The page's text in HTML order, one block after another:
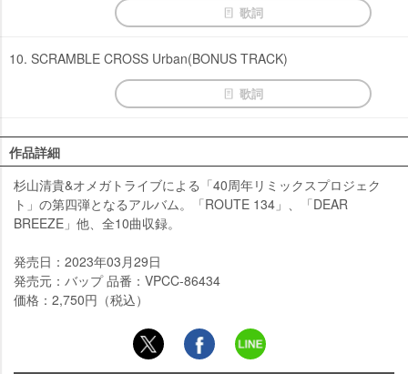
歌詞
10. SCRAMBLE CROSS Urban(BONUS TRACK)
歌詞
作品詳細
杉山清貴&オメガトライブによる「40周年リミックスプロジェク
ト」の第四弾となるアルバム。「ROUTE 134」、「DEAR
BREEZE」他、全10曲収録。
発売日：2023年03月29日
発売元：バップ 品番：VPCC-86434
価格：2,750円（税込）